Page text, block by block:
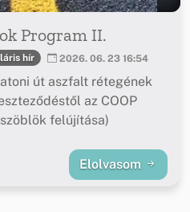
Program II.
hír 2026. 06. 23 16:54
út aszfalt rétegének
az COOP
felújítása)
Elolvasom